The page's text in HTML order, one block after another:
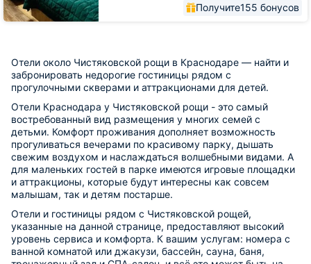
Получите155 бонусов
Отели около Чистяковской рощи в Краснодаре — найти и
забронировать недорогие гостиницы рядом с
прогулочными скверами и аттракционами для детей.
Отели Краснодара у Чистяковской рощи - это самый
востребованный вид размещения у многих семей с
детьми. Комфорт проживания дополняет возможность
прогуливаться вечерами по красивому парку, дышать
свежим воздухом и наслаждаться волшебными видами. А
для маленьких гостей в парке имеются игровые площадки
и аттракционы, которые будут интересны как совсем
малышам, так и детям постарше.
Отели и гостиницы рядом с Чистяковской рощей,
указанные на данной странице, предоставляют высокий
уровень сервиса и комфорта. К вашим услугам: номера с
ванной комнатой или джакузи, бассейн, сауна, баня,